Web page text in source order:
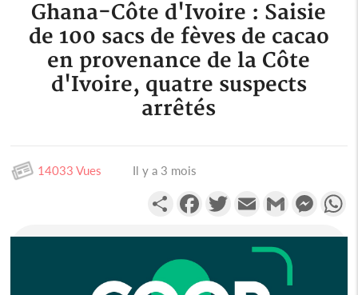
Ghana-Côte d'Ivoire : Saisie
de 100 sacs de fèves de cacao
en provenance de la Côte
d'Ivoire, quatre suspects
arrêtés
14033 Vues Il y a 3 mois
PartagerFacebookTwitterEmail Gmail